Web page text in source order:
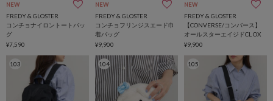
NEW
FREDY & GLOSTER
コンチョナイロントートバッ
グ
¥7,590
NEW
FREDY & GLOSTER
コンチョフリンジスエード巾
着バッグ
¥9,900
NEW
FREDY & GLOSTER
【CONVERSE/コンバース】
オールスターエイジドCL OX
¥9,900
103 104 105